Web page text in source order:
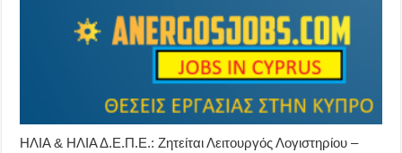
ΗΛΙΑ & ΗΛΙΑ Δ.Ε.Π.Ε.: Ζητείται Λειτουργός Λογιστηρίου –